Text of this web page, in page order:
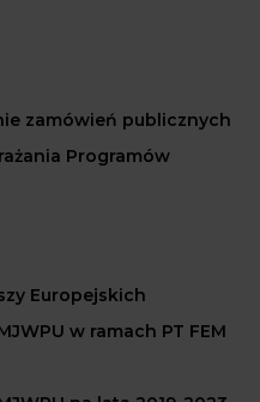
zamówień publicznych
Programów
Europejskich
w ramach PT FEM